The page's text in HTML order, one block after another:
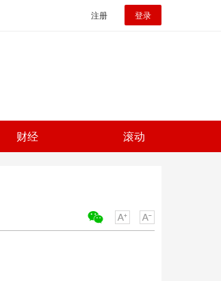
注册 登录
财经 滚动